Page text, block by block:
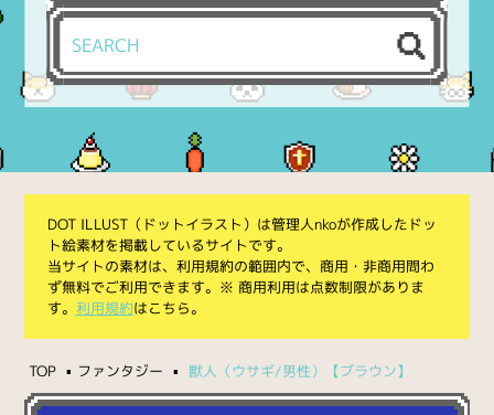
DOT ILLUST（ドットイラスト）は管理人nkoが作成したドッ
ト絵素材を掲載しているサイトです。
当サイトの素材は、利用規約の範囲内で、商用・非商用問わ
ず無料でご利用できます。※ 商用利用は点数制限がありま
す。 利用規約はこちら。
TOP ファンタジー 獣人（ウサギ/男性）【ブラウン】